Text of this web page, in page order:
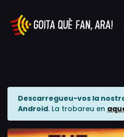
Descarregueu-vos la
Android. La trobareu en